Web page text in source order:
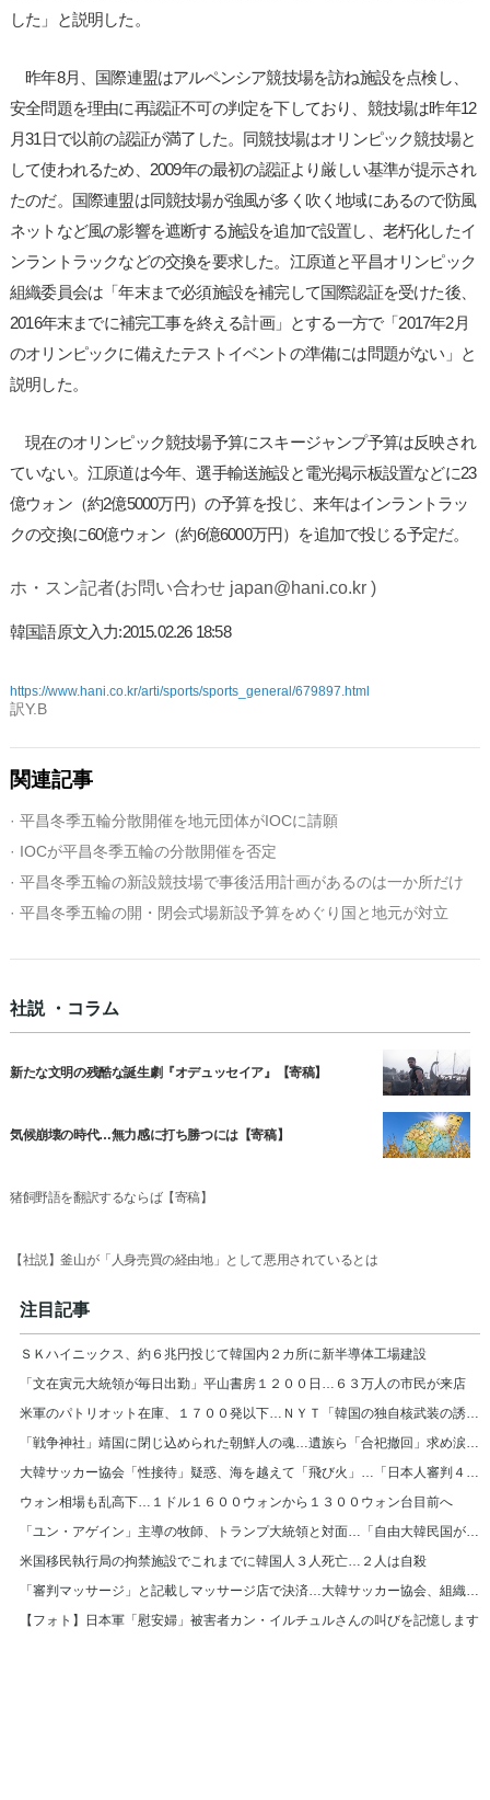
した」と説明した。
昨年8月、国際連盟はアルペンシア競技場を訪ね施設を点検し、
安全問題を理由に再認証不可の判定を下しており、競技場は昨年12
月31日で以前の認証が満了した。同競技場はオリンピック競技場と
して使われるため、2009年の最初の認証より厳しい基準が提示され
たのだ。国際連盟は同競技場が強風が多く吹く地域にあるので防風
ネットなど風の影響を遮断する施設を追加で設置し、老朽化したイ
ンラントラックなどの交換を要求した。江原道と平昌オリンピック
組織委員会は「年末まで必須施設を補完して国際認証を受けた後、
2016年末までに補完工事を終える計画」とする一方で「2017年2月
のオリンピックに備えたテストイベントの準備には問題がない」と
説明した。
現在のオリンピック競技場予算にスキージャンプ予算は反映され
ていない。江原道は今年、選手輸送施設と電光掲示板設置などに23
億ウォン（約2億5000万円）の予算を投じ、来年はインラントラッ
クの交換に60億ウォン（約6億6000万円）を追加で投じる予定だ。
ホ・スン記者(お問い合わせ japan@hani.co.kr )
韓国語原文入力:2015.02.26 18:58
https://www.hani.co.kr/arti/sports/sports_general/679897.html
訳Y.B
関連記事
· 平昌冬季五輪分散開催を地元団体がIOCに請願
· IOCが平昌冬季五輪の分散開催を否定
· 平昌冬季五輪の新設競技場で事後活用計画があるのは一か所だけ
· 平昌冬季五輪の開・閉会式場新設予算をめぐり国と地元が対立
社説 ・コラム
新たな文明の残酷な誕生劇『オデュッセイア』【寄稿】
気候崩壊の時代…無力感に打ち勝つには【寄稿】
猪飼野語を翻訳するならば【寄稿】
【社説】釜山が「人身売買の経由地」として悪用されているとは
注目記事
ＳＫハイニックス、約６兆円投じて韓国内２カ所に新半導体工場建設
「文在寅元大統領が毎日出勤」平山書房１２００日…６３万人の市民が来店
米軍のパトリオット在庫、１７００発以下…ＮＹＴ「韓国の独自核武装の誘因に」
「戦争神社」靖国に閉じ込められた朝鮮人の魂…遺族ら「合祀撤回」求め涙の訴え
大韓サッカー協会「性接待」疑惑、海を越えて「飛び火」…「日本人審判４人を調査中」
ウォン相場も乱高下…１ドル１６００ウォンから１３００ウォン台目前へ
「ユン・アゲイン」主導の牧師、トランプ大統領と対面…「自由大韓民国が困難に直面」
米国移民執行局の拘禁施設でこれまでに韓国人３人死亡…２人は自殺
「審判マッサージ」と記載しマッサージ店で決済…大韓サッカー協会、組織的に審判接待
【フォト】日本軍「慰安婦」被害者カン・イルチュルさんの叫びを記憶します